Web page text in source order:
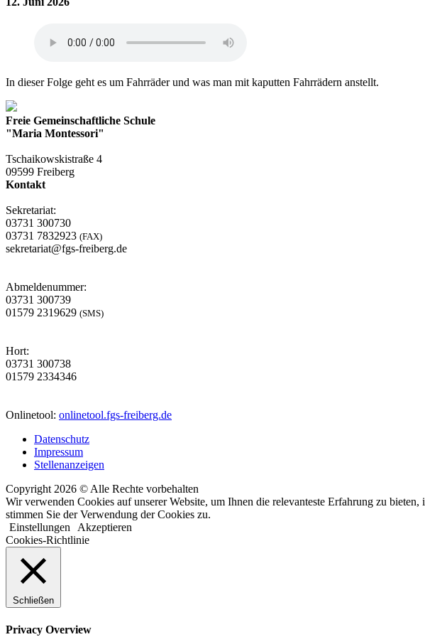
In dieser Folge geht es um Fahrräder und was man mit kaputten Fahrrädern anstellt.
Freie Gemeinschaftliche Schule
"Maria Montessori"
Tschaikowskistraße 4
09599 Freiberg
Kontakt
Sekretariat:
03731 300730
03731 7832923 (FAX)
sekretariat@fgs-freiberg.de
Abmeldenummer:
03731 300739
01579 2319629 (SMS)
Hort:
03731 300738
01579 2334346
Onlinetool: onlinetool.fgs-freiberg.de
Datenschutz
Impressum
Stellenanzeigen
Copyright 2026 © Alle Rechte vorbehalten
Wir verwenden Cookies auf unserer Website, um Ihnen die relevanteste Erfahrung zu
stimmen Sie der Verwendung der Cookies zu.
Einstellungen Akzeptieren
Cookies-Richtlinie
Schließen
Privacy Overview